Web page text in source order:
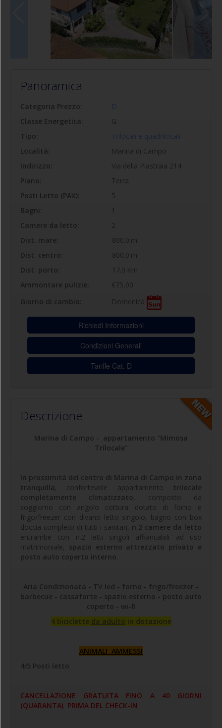
Panoramica
Categoria Prezzo:
D
Classe Energetica:
G
Tipo:
Trilocali e quadrilocali
Località:
Marina di Campo
Indirizzo:
Via della Piastraia 214
Piano:
Terra
Posti Letto (PAX):
5
Bagni:
1
Camere da letto:
2
Dist. mare:
800.0 m
Dist. centro:
800.0 m
Dist. porto:
17.0 Km
Ammontare pulizie:
€75,00
Giorno di cambio:
Domenica
Richiedi Informazioni
Condizioni Generali
Tariffe Cat. D
Descrizione
Marina di Campo - appartamento "Mimosa
Trilocale"
In prossimità del centro di Marina di Campo in zona
tranquilla
, confortevole appartamento
trilocale
completamente climatizzato , composto da
soggiorno con angolo cottura dotato di forno e
frigo/freezer con divano letto singolo, bagno con box
doccia completo di tutti i sanitari, n.2 camere da letto
entrambe con n.2 letti singoli affiancabili ad uso
matrimoniale, spazio esterno attrezzato privato e
posto auto coperto interno.
Aria Condizionata - TV led - forno - frigo/freezer -
barbecue - cassaforte - spazio esterno - posto auto
coperto - wi-fi
4 biciclette da adulto in dotazione
ANIMALI AMMESSI
4/5 Posti letto
CANCELLAZIONE GRATUITA FINO A 40 GIORNI
(QUARANTA) PRIMA DEL CHECK-IN